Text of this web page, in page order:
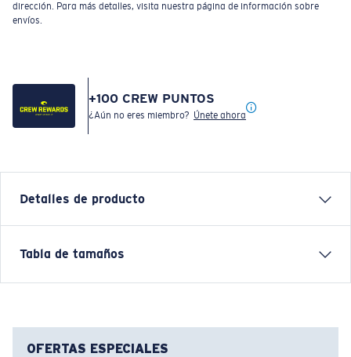
dirección. Para más detalles, visita nuestra página de información sobre
envíos.
+100 CREW PUNTOS
¿Aún no eres miembro? Únete ahora
Detalles de producto
Camiseta OctoCosta de manga corta
• Para hombre
• 100 % algodón
Tabla de tamaños
OFERTAS ESPECIALES